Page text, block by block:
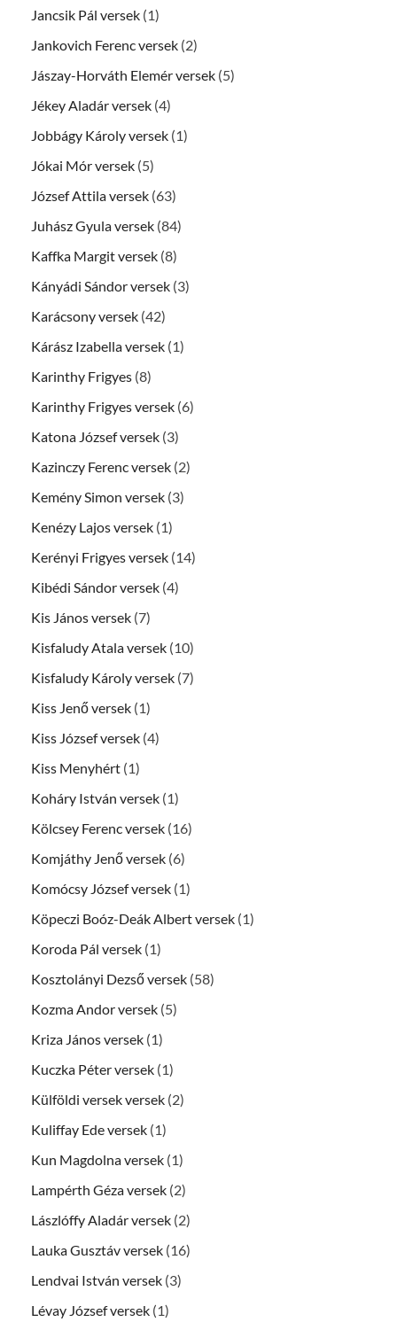
Jancsik Pál versek (1)
Jankovich Ferenc versek (2)
Jászay-Horváth Elemér versek (5)
Jékey Aladár versek (4)
Jobbágy Károly versek (1)
Jókai Mór versek (5)
József Attila versek (63)
Juhász Gyula versek (84)
Kaffka Margit versek (8)
Kányádi Sándor versek (3)
Karácsony versek (42)
Kárász Izabella versek (1)
Karinthy Frigyes (8)
Karinthy Frigyes versek (6)
Katona József versek (3)
Kazinczy Ferenc versek (2)
Kemény Simon versek (3)
Kenézy Lajos versek (1)
Kerényi Frigyes versek (14)
Kibédi Sándor versek (4)
Kis János versek (7)
Kisfaludy Atala versek (10)
Kisfaludy Károly versek (7)
Kiss Jenő versek (1)
Kiss József versek (4)
Kiss Menyhért (1)
Koháry István versek (1)
Kölcsey Ferenc versek (16)
Komjáthy Jenő versek (6)
Komócsy József versek (1)
Köpeczi Boóz-Deák Albert versek (1)
Koroda Pál versek (1)
Kosztolányi Dezső versek (58)
Kozma Andor versek (5)
Kriza János versek (1)
Kuczka Péter versek (1)
Külföldi versek versek (2)
Kuliffay Ede versek (1)
Kun Magdolna versek (1)
Lampérth Géza versek (2)
Lászlóffy Aladár versek (2)
Lauka Gusztáv versek (16)
Lendvai István versek (3)
Lévay József versek (1)